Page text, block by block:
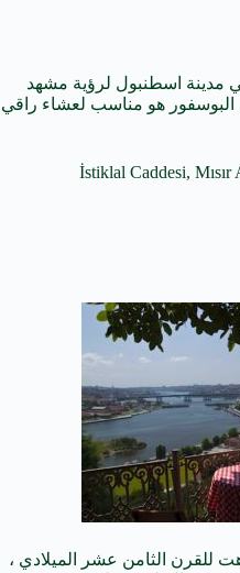
مدينة اسطنبول لرؤية مشهد
البوسفور هو مناسب لعشاء راقي
للقرن الثامن عشر الميلادي ،